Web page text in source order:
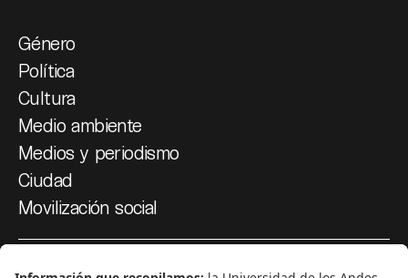
Género
Política
Cultura
Medio ambiente
Medios y periodismo
Ciudad
Movilización social